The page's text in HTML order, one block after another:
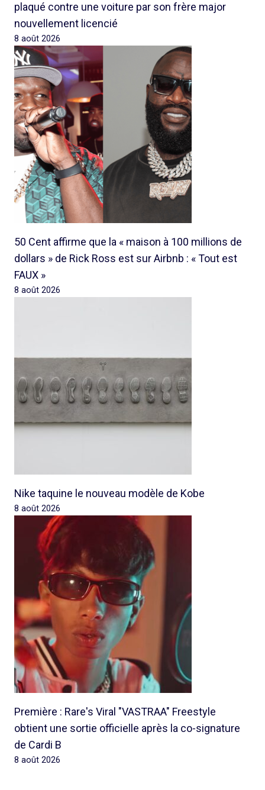
plaqué contre une voiture par son frère major
nouvellement licencié
8 août 2026
50 Cent affirme que la « maison à 100 millions de
dollars » de Rick Ross est sur Airbnb : « Tout est
FAUX »
8 août 2026
Nike taquine le nouveau modèle de Kobe
8 août 2026
Première : Rare's Viral "VASTRAA" Freestyle
obtient une sortie officielle après la co-signature
de Cardi B
8 août 2026